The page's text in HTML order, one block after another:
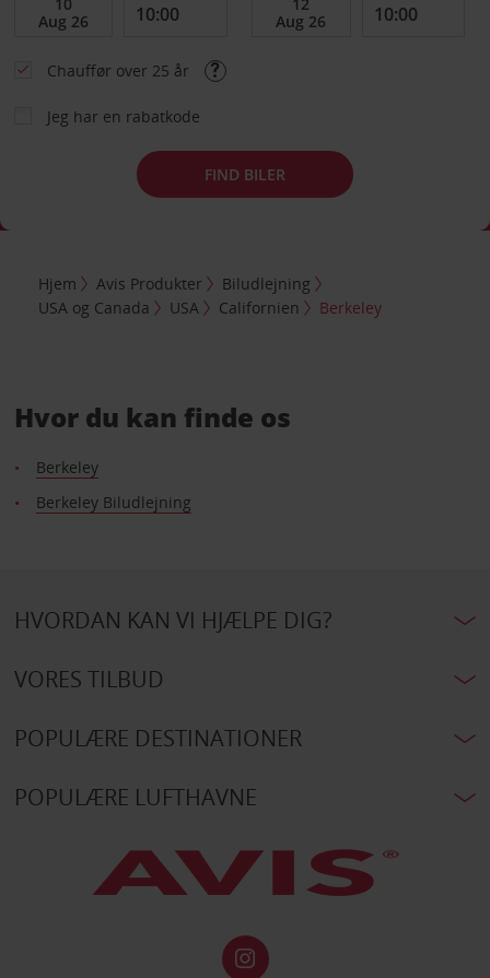
Chauffør over 25 år
Jeg har en rabatkode
FIND BILER
Hjem Avis Produkter
Biludlejning
USA og Canada
USA Californien Berkeley
Hvor du kan finde os
Berkeley
Berkeley Biludlejning
HVORDAN KAN VI HJÆLPE DIG?
VORES TILBUD
POPULÆRE DESTINATIONER
POPULÆRE LUFTHAVNE